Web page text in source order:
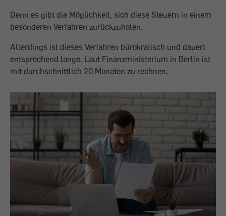
Denn es gibt die Möglichkeit, sich diese Steuern in einem
besonderen Verfahren zurückzuholen.
Allerdings ist dieses Verfahren bürokratisch und dauert
entsprechend lange. Laut Finanzministerium in Berlin ist
mit durchschnittlich 20 Monaten zu rechnen.